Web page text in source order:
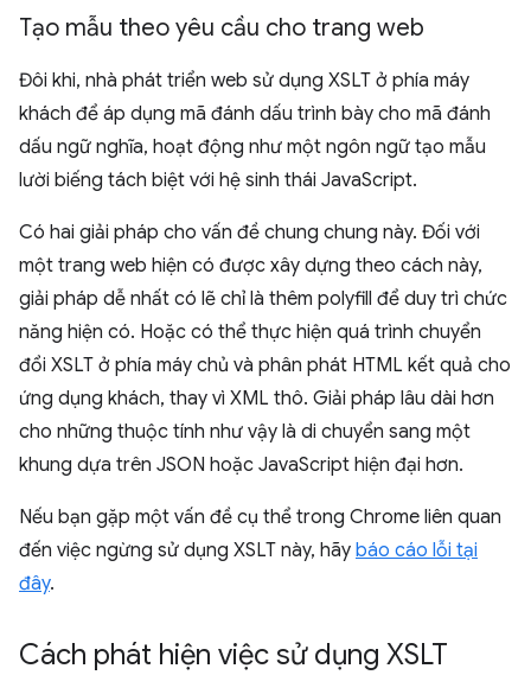
Tạo mẫu theo yêu cầu cho trang web
Đôi khi, nhà phát triển web sử dụng XSLT ở phía máy
khách để áp dụng mã đánh dấu trình bày cho mã đánh
dấu ngữ nghĩa, hoạt động như một ngôn ngữ tạo mẫu
lười biếng tách biệt với hệ sinh thái JavaScript.
Có hai giải pháp cho vấn đề chung chung này. Đối với
một trang web hiện có được xây dựng theo cách này,
giải pháp dễ nhất có lẽ chỉ là thêm polyfill để duy trì chức
năng hiện có. Hoặc có thể thực hiện quá trình chuyển
đổi XSLT ở phía máy chủ và phân phát HTML kết quả cho
ứng dụng khách, thay vì XML thô. Giải pháp lâu dài hơn
cho những thuộc tính như vậy là di chuyển sang một
khung dựa trên JSON hoặc JavaScript hiện đại hơn.
Nếu bạn gặp một vấn đề cụ thể trong Chrome liên quan
đến việc ngừng sử dụng XSLT này, hãy báo cáo lỗi tại
đây.
Cách phát hiện việc sử dụng XSLT